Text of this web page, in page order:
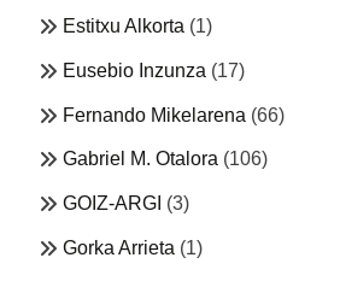
Estitxu Alkorta (1)
Eusebio Inzunza (17)
Fernando Mikelarena (66)
Gabriel M. Otalora (106)
GOIZ-ARGI (3)
Gorka Arrieta (1)